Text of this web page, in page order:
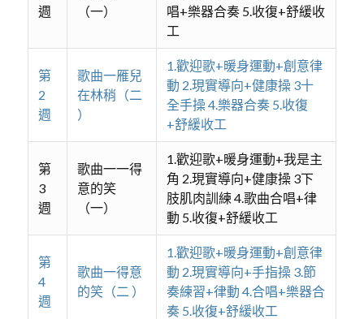
週
（一）
唱+樂器合奏 5.收復+舒緩收
工
第
2
週
歌曲一雁兒
在林稍（二
）
1.歡迎歌+暖身運動+創意律
動 2.現實導向+健康操 3十
全手操 4.樂器合奏 5.收復
+舒緩收工
第
3
週
歌曲一一得
意的笑
（一）
1.歡迎歌+暖身運動+我是主
角 2.現實導向+健康操 3下
肢肌肉訓練 4.歌曲合唱+律
動 5.收復+舒緩收工
第
4
週
歌曲一得意
的笑（二 ）
1.歡迎歌+暖身運動+創意律
動 2.現實導向+手指操 3.節
奏練習+律動 4.合唱+樂器合
奏 5.收復+舒緩收工